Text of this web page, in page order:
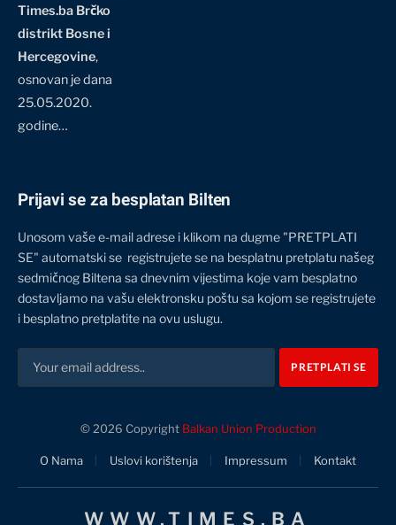
Times.ba Brčko
distrikt Bosne i
Hercegovine,
osnovan je dana
25.05.2020.
godine…
Prijavi se za besplatan Bilten
Unosom vaše e-mail adrese i klikom na dugme "PRETPLATI
SE" automatski se registrujete se na besplatnu pretplatu našeg
sedmičnog Biltena sa dnevnim vijestima koje vam besplatno
dostavljamo na vašu elektronsku poštu sa kojom se registrujete
i besplatno pretplatite na ovu uslugu.
© 2026 Copyright Balkan Union Production
O Nama Uslovi korištenja Impressum Kontakt
WWW.TIMES.BA